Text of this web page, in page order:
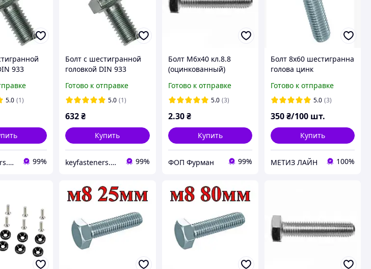
933
цинк
пачка
5.0 (1)
keyfasteners.com.ua 99%
Болт c шестигранной
головкой DIN 933
8.8 полная резьба цинк
белый 50 шт./пачка
Готово к отправке
5.0 (1)
632₴
Купить
keyfasteners.com.ua 99%
Болт М6х40 кл.8.8
(оцинкованный)
Готово к отправке
5.0 (3)
2.30 ₴
Купить
ФОП Фурман 99%
Болт 8х60 шестигранна
голова цинк
Готово к отправке
5.0 (3)
350₴/100 шт.
Купить
МЕТИЗ ЛАЙН 100%